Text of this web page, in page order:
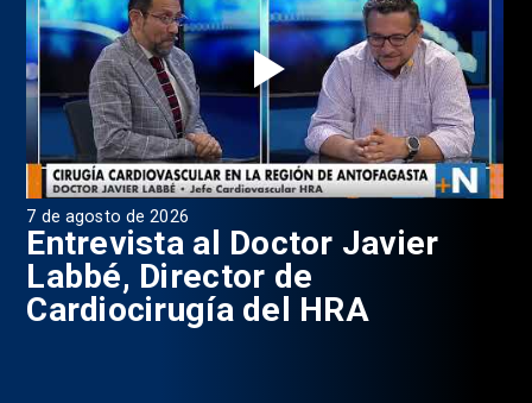
7 de agosto de 2026
Entrevista al Doctor Javier
Labbé, Director de
Cardiocirugía del HRA